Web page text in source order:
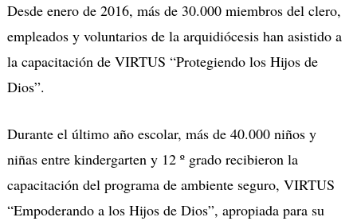
Desde enero de 2016, más de 30.000 miembros del clero,
empleados y voluntarios de la arquidiócesis han asistido a
la capacitación de VIRTUS “Protegiendo los Hijos de
Dios”.
Durante el último año escolar, más de 40.000 niños y
niñas entre kindergarten y 12 º grado recibieron la
capacitación del programa de ambiente seguro, VIRTUS
“Empoderando a los Hijos de Dios”, apropiada para su